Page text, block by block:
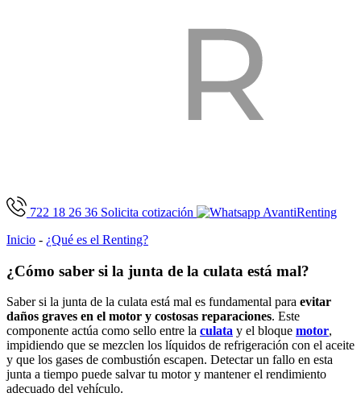
722 18 26 36 Solicita cotización
Inicio - ¿Qué es el Renting?
¿Cómo saber si la junta de la culata está mal?
Saber si la junta de la culata está mal es fundamental para evitar
daños graves en el motor y costosas reparaciones. Este
componente actúa como sello entre la culata y el bloque motor,
impidiendo que se mezclen los líquidos de refrigeración con el aceite
y que los gases de combustión escapen. Detectar un fallo en esta
junta a tiempo puede salvar tu motor y mantener el rendimiento
adecuado del vehículo.